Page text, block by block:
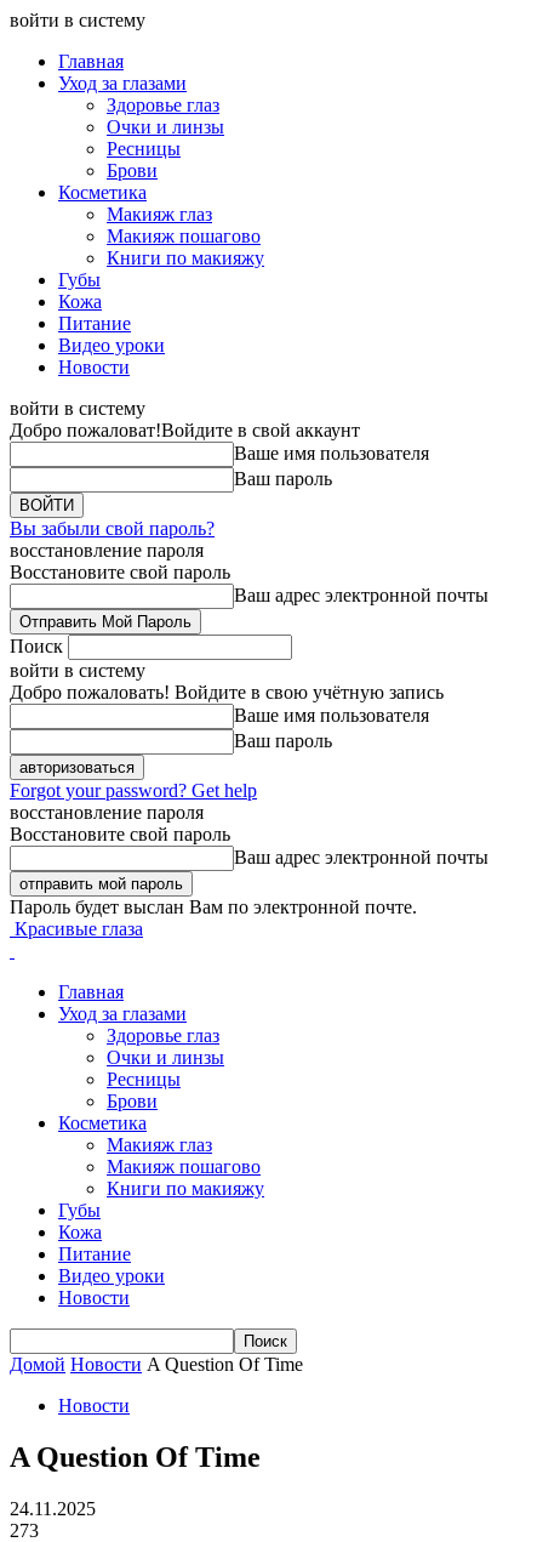
войти в систему
Главная
Уход за глазами
Здоровье глаз
Очки и линзы
Ресницы
Брови
Косметика
Макияж глаз
Макияж пошагово
Книги по макияжу
Губы
Кожа
Питание
Видео уроки
Новости
войти в систему
Добро пожаловат!Войдите в свой аккаунт
Ваше имя пользователя
Ваш пароль
Вы забыли свой пароль?
восстановление пароля
Восстановите свой пароль
Ваш адрес электронной почты
Поиск
войти в систему
Добро пожаловать! Войдите в свою учётную запись
Ваше имя пользователя
Ваш пароль
Forgot your password? Get help
восстановление пароля
Восстановите свой пароль
Ваш адрес электронной почты
Пароль будет выслан Вам по электронной почте.
Красивые глаза
Главная
Уход за глазами
Здоровье глаз
Очки и линзы
Ресницы
Брови
Косметика
Макияж глаз
Макияж пошагово
Книги по макияжу
Губы
Кожа
Питание
Видео уроки
Новости
Домой Новости A Question Of Time
Новости
A Question Of Time
24.11.2025
273